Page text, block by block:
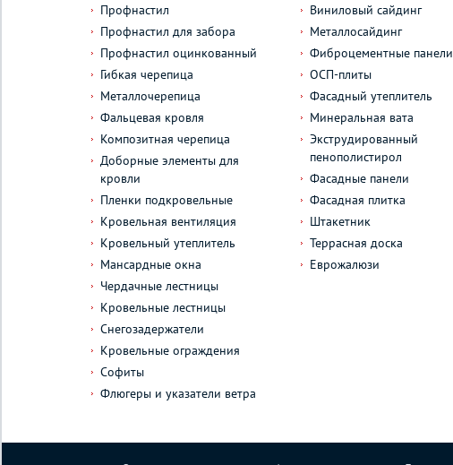
Профнастил
Профнастил для забора
Профнастил оцинкованный
Гибкая черепица
Металлочерепица
Фальцевая кровля
Композитная черепица
Доборные элементы для
кровли
Пленки подкровельные
Кровельная вентиляция
Кровельный утеплитель
Мансардные окна
Чердачные лестницы
Кровельные лестницы
Снегозадержатели
Кровельные ограждения
Софиты
Флюгеры и указатели ветра
Виниловый сайдинг
Металлосайдинг
Фиброцементные панели
ОСП-плиты
Фасадный утеплитель
Минеральная вата
Экструдированный
пенополистирол
Фасадные панели
Фасадная плитка
Штакетник
Террасная доска
Еврожалюзи